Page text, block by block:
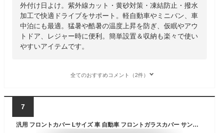
外付け日よけ。紫外線カット・黄砂対策・凍結防止・撥水
加工で快適ドライブをサポート。軽自動車やミニバン、車
中泊にも最適。猛暑や酷暑の温度上昇を防ぎ、仮眠やアウ
トドア、レジャー時に便利。簡単設置＆収納も楽々で使い
やすいアイテムです。
全てのおすすめコメント（2件）
7
汎用 フロントカバー Lサイズ 車 自動車 フロントガラスカバー サンシェード 紫外線防止 霜防止 凍結防止 外 付け 日除け 鳥のフン 黄砂 落葉 PM2.5 対策 フロント カバー 人気 おすすめ カスタム パーツ カスタムパーツ 夏冬兼用 車用品 外側 雪 簡単 傷防止 大きめ 夏